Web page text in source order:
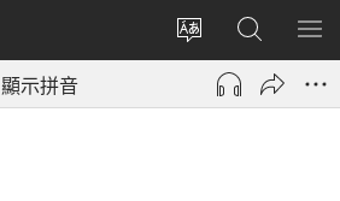
更
網
登
入
啟
搜
尋
JW.ORG
顯
選
顯示拼音